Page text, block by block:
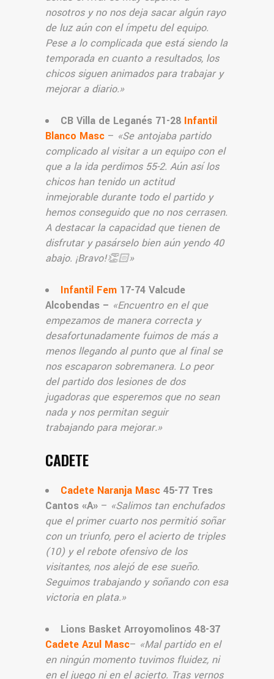
nosotros y no nos deja sacar algún rayo
de luz aún con el ímpetu del equipo.
Pese a lo complicada que está siendo la
temporada en cuanto a resultados, los
chicos siguen animados para trabajar y
mejorar a diario.»
CB Villa de Leganés 71-28 Infantil
Blanco Masc – «Se antojaba partido
complicado al visitar a un equipo con el
que a la ida perdimos 55-2. Aún así los
chicos han tenido un actitud
inmejorable durante todo el partido y
hemos conseguido que no nos cerrasen.
A destacar la capacidad que tienen de
disfrutar y pasárselo bien aún yendo 40
abajo. ¡Bravo!👏🏻»
Infantil Fem 17-74 Valcude
Alcobendas – «Encuentro en el que
empezamos de manera correcta y
desafortunadamente fuimos de más a
menos llegando al punto que al final se
nos escaparon sobremanera. Lo peor
del partido dos lesiones de dos
jugadoras que esperemos que no sean
nada y nos permitan seguir
trabajando para mejorar.»
CADETE
Cadete Naranja Masc 45-77 Tres
Cantos «A» – «Salimos tan enchufados
que el primer cuarto nos permitió soñar
con un triunfo, pero el acierto de triples
(10) y el rebote ofensivo de los
visitantes, nos alejó de ese sueño.
Seguimos trabajando y soñando con esa
victoria en plata.»
Lions Basket Arroyomolinos 48-37
Cadete Azul Masc– «Mal partido en el
en ningún momento tuvimos fluidez, ni
en el juego ni en el acierto. Tras vernos